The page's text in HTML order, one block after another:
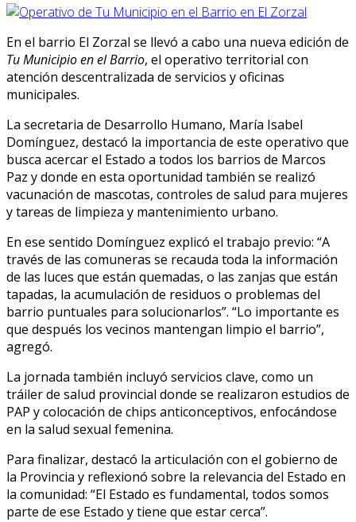
En el barrio El Zorzal se llevó a cabo una nueva edición de
Tu Municipio en el Barrio, el operativo territorial con
atención descentralizada de servicios y oficinas
municipales.
La secretaria de Desarrollo Humano, María Isabel
Domínguez, destacó la importancia de este operativo que
busca acercar el Estado a todos los barrios de Marcos
Paz y donde en esta oportunidad también se realizó
vacunación de mascotas, controles de salud para mujeres
y tareas de limpieza y mantenimiento urbano.
En ese sentido Domínguez explicó el trabajo previo: “A
través de las comuneras se recauda toda la información
de las luces que están quemadas, o las zanjas que están
tapadas, la acumulación de residuos o problemas del
barrio puntuales para solucionarlos”. “Lo importante es
que después los vecinos mantengan limpio el barrio”,
agregó.
La jornada también incluyó servicios clave, como un
tráiler de salud provincial donde se realizaron estudios de
PAP y colocación de chips anticonceptivos, enfocándose
en la salud sexual femenina.
Para finalizar, destacó la articulación con el gobierno de
la Provincia y reflexionó sobre la relevancia del Estado en
la comunidad: “El Estado es fundamental, todos somos
parte de ese Estado y tiene que estar cerca”.